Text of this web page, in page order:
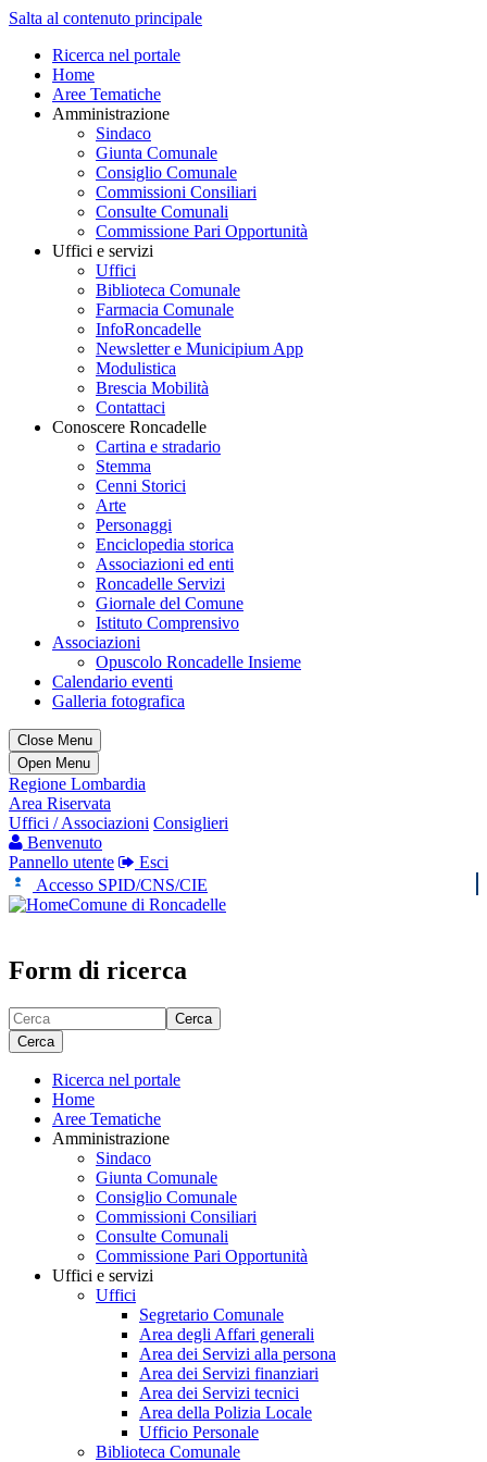
Salta al contenuto principale
Ricerca nel portale
Home
Aree Tematiche
Amministrazione
Sindaco
Giunta Comunale
Consiglio Comunale
Commissioni Consiliari
Consulte Comunali
Commissione Pari Opportunità
Uffici e servizi
Uffici
Biblioteca Comunale
Farmacia Comunale
InfoRoncadelle
Newsletter e Municipium App
Modulistica
Brescia Mobilità
Contattaci
Conoscere Roncadelle
Cartina e stradario
Stemma
Cenni Storici
Arte
Personaggi
Enciclopedia storica
Associazioni ed enti
Roncadelle Servizi
Giornale del Comune
Istituto Comprensivo
Associazioni
Opuscolo Roncadelle Insieme
Calendario eventi
Galleria fotografica
Close Menu
Open Menu
Regione Lombardia
Area Riservata
Uffici / Associazioni Consiglieri
Benvenuto
Pannello utente
Esci
Accesso SPID/CNS/CIE
Comune di Roncadelle
Form di ricerca
Cerca
Cerca
Ricerca nel portale
Home
Aree Tematiche
Amministrazione
Sindaco
Giunta Comunale
Consiglio Comunale
Commissioni Consiliari
Consulte Comunali
Commissione Pari Opportunità
Uffici e servizi
Uffici
Segretario Comunale
Area degli Affari generali
Area dei Servizi alla persona
Area dei Servizi finanziari
Area dei Servizi tecnici
Area della Polizia Locale
Ufficio Personale
Biblioteca Comunale